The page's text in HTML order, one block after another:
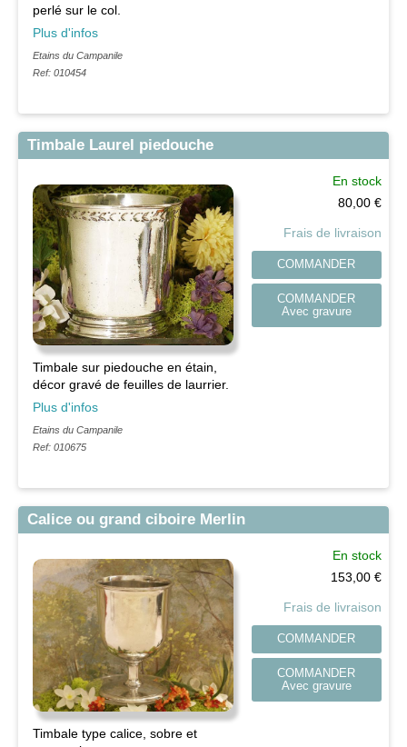
perlé sur le col.
Plus d'infos
Etains du Campanile
Ref: 010454
Timbale Laurel piedouche
Timbale sur piedouche en étain,
décor gravé de feuilles de laurrier.
Plus d'infos
Etains du Campanile
Ref: 010675
En stock
80,00 €
Frais de livraison
COMMANDER
COMMANDER
Avec gravure
Calice ou grand ciboire Merlin
Timbale type calice, sobre et
En stock
153,00 €
Frais de livraison
COMMANDER
COMMANDER
Avec gravure